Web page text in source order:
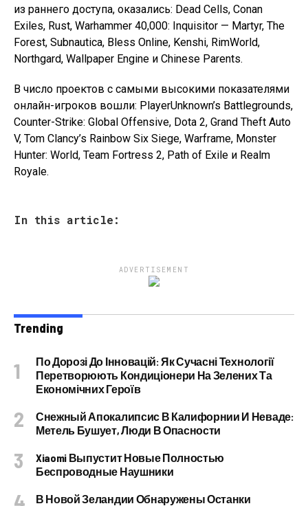
из раннего доступа, оказались: Dead Cells, Conan
Exiles, Rust, Warhammer 40,000: Inquisitor — Martyr, The
Forest, Subnautica, Bless Online, Kenshi, RimWorld,
Northgard, Wallpaper Engine и Chinese Parents.
В число проектов с самыми высокими показателями
онлайн-игроков вошли: PlayerUnknown’s Battlegrounds,
Counter-Strike: Global Offensive, Dota 2, Grand Theft Auto
V, Tom Clancy’s Rainbow Six Siege, Warframe, Monster
Hunter: World, Team Fortress 2, Path of Exile и Realm
Royale.
In this article:
ADVERTISEMENT
Trending
По Дорозі До Інновацій: Як Сучасні Технології
Перетворюють Кондиціонери На Зелених Та
Економічних Героїв
Снежный Апокалипсис В Калифорнии И Неваде:
Метель Бушует, Люди В Опасности
Xiaomi Выпустит Новые Полностью
Беспроводные Наушники
В Новой Зеландии Обнаружены Останки